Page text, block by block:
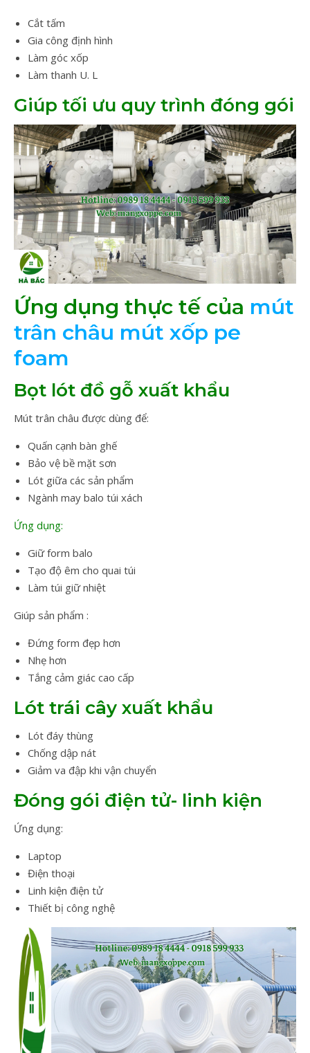
Cắt tấm
Gia công định hình
Làm góc xốp
Làm thanh U. L
Giúp tối ưu quy trình đóng gói
Ứng dụng thực tế của mút
trân châu mút xốp pe
foam
Bọt lót đồ gỗ xuất khẩu
Mút trân châu được dùng để:
Quấn cạnh bàn ghế
Bảo vệ bề mặt sơn
Lót giữa các sản phẩm
Ngành may balo túi xách
Ứng dụng:
Giữ form balo
Tạo độ êm cho quai túi
Làm túi giữ nhiệt
Giúp sản phẩm :
Đứng form đẹp hơn
Nhẹ hơn
Tắng cảm giác cao cấp
Lót trái cây xuất khẩu
Lót đáy thùng
Chống dập nát
Giảm va đập khi vận chuyển
Đóng gói điện tử- linh kiện
Ứng dụng:
Laptop
Điện thoại
Linh kiện điện tử
Thiết bị công nghệ